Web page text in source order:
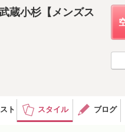
蔵小杉【メンズス
ト スタイル ブログ